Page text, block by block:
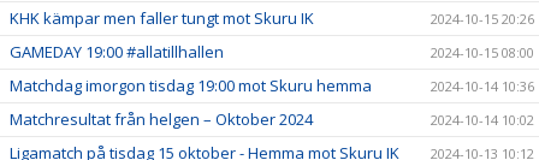
KHK kämpar men faller tungt mot Skuru IK 2024-10-15 20:26
GAMEDAY 19:00 #allatillhallen 2024-10-15 08:00
Matchdag imorgon tisdag 19:00 mot Skuru hemma 2024-10-14 10:36
Matchresultat från helgen – Oktober 2024 2024-10-14 10:02
Ligamatch på tisdag 15 oktober - Hemma mot Skuru IK 2024-10-13 10:12